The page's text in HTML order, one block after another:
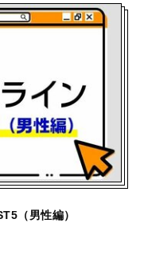
（男性編）